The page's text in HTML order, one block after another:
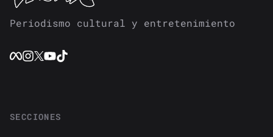
Periodismo cultural y entretenimiento
SECCIONES